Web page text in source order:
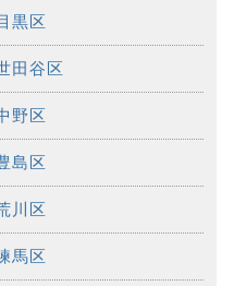
黒区
田谷区
野区
島区
川区
馬区